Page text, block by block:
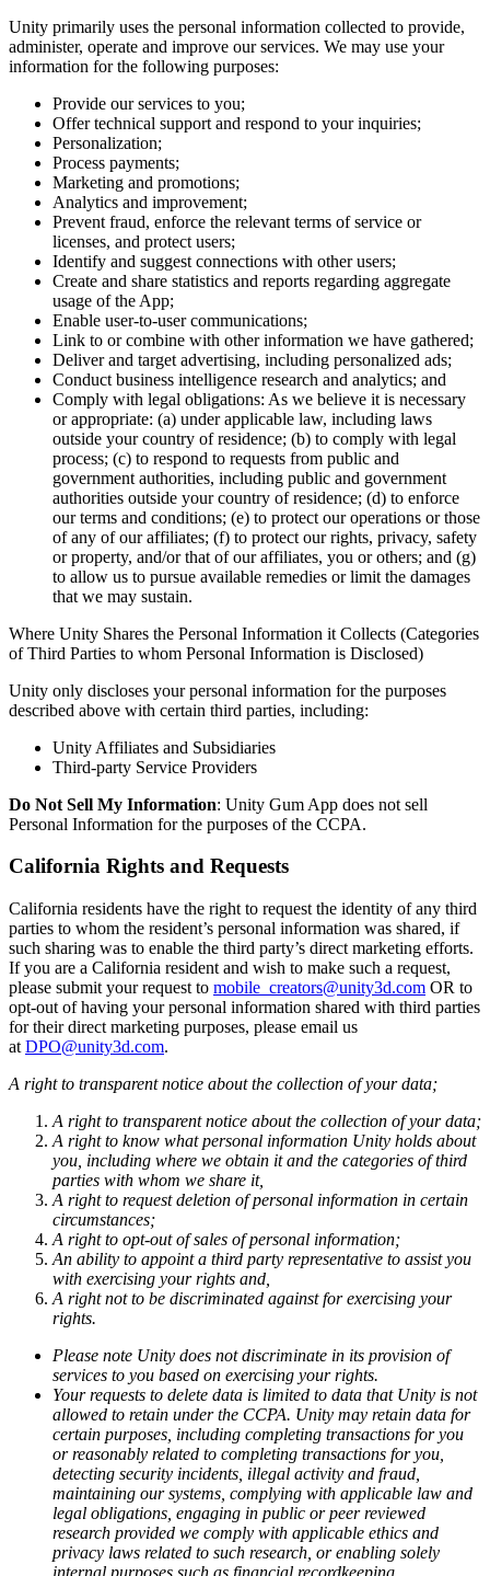
Unity primarily uses the personal information collected to provide,
administer, operate and improve our services. We may use your
information for the following purposes:
Provide our services to you;
Offer technical support and respond to your inquiries;
Personalization;
Process payments;
Marketing and promotions;
Analytics and improvement;
Prevent fraud, enforce the relevant terms of service or
licenses, and protect users;
Identify and suggest connections with other users;
Create and share statistics and reports regarding aggregate
usage of the App;
Enable user-to-user communications;
Link to or combine with other information we have gathered;
Deliver and target advertising, including personalized ads;
Conduct business intelligence research and analytics; and
Comply with legal obligations: As we believe it is necessary
or appropriate: (a) under applicable law, including laws
outside your country of residence; (b) to comply with legal
process; (c) to respond to requests from public and
government authorities, including public and government
authorities outside your country of residence; (d) to enforce
our terms and conditions; (e) to protect our operations or those
of any of our affiliates; (f) to protect our rights, privacy, safety
or property, and/or that of our affiliates, you or others; and (g)
to allow us to pursue available remedies or limit the damages
that we may sustain.​
Where Unity Shares the Personal Information it Collects (Categories
of Third Parties to whom Personal Information is Disclosed)
Unity only discloses your personal information for the purposes
described above with certain third parties, including:
Unity Affiliates and Subsidiaries
Third-party Service Providers
Do Not Sell My Information: Unity Gum App does not sell
Personal Information for the purposes of the CCPA.
California Rights and Requests
California residents have the right to request the identity of any third
parties to whom the resident’s personal information was shared, if
such sharing was to enable the third party’s direct marketing efforts.
If you are a California resident and wish to make such a request,
please submit your request to mobile_creators@unity3d.com OR to
opt-out of having your personal information shared with third parties
for their direct marketing purposes, please email us
at DPO@unity3d.com.
A right to transparent notice about the collection of your data;
A right to transparent notice about the collection of your data;
A right to know what personal information Unity holds about
you, including where we obtain it and the categories of third
parties with whom we share it,
A right to request deletion of personal information in certain
circumstances;
A right to opt-out of sales of personal information;
An ability to appoint a third party representative to assist you
with exercising your rights and,
A right not to be discriminated against for exercising your
rights.
Please note Unity does not discriminate in its provision of
services to you based on exercising your rights.
Your requests to delete data is limited to data that Unity is not
allowed to retain under the CCPA. Unity may retain data for
certain purposes, including completing transactions for you
or reasonably related to completing transactions for you,
detecting security incidents, illegal activity and fraud,
maintaining our systems, complying with applicable law and
legal obligations, engaging in public or peer reviewed
research provided we comply with applicable ethics and
privacy laws related to such research, or enabling solely
internal purposes such as financial recordkeeping.